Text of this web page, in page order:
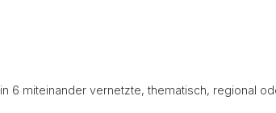
6 miteinander vernetzte, thematisch, regional